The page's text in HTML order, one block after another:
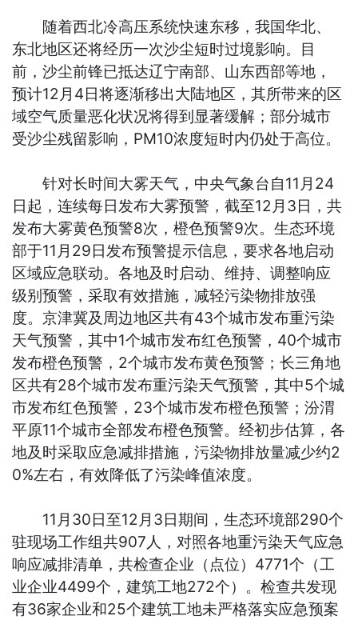
随着西北冷高压系统快速东移，我国华北、
东北地区还将经历一次沙尘短时过境影响。目
前，沙尘前锋已抵达辽宁南部、山东西部等地，
预计12月4日将逐渐移出大陆地区，其所带来的区
域空气质量恶化状况将得到显著缓解；部分城市
受沙尘残留影响，PM10浓度短时内仍处于高位。
针对长时间大雾天气，中央气象台自11月24
日起，连续每日发布大雾预警，截至12月3日，共
发布大雾黄色预警8次，橙色预警9次。生态环境
部于11月29日发布预警提示信息，要求各地启动
区域应急联动。各地及时启动、维持、调整响应
级别预警，采取有效措施，减轻污染物排放强
度。京津冀及周边地区共有43个城市发布重污染
天气预警，其中1个城市发布红色预警，40个城市
发布橙色预警，2个城市发布黄色预警；长三角地
区共有28个城市发布重污染天气预警，其中5个城
市发布红色预警，23个城市发布橙色预警；汾渭
平原11个城市全部发布橙色预警。经初步估算，各
地及时采取应急减排措施，污染物排放量减少约2
0%左右，有效降低了污染峰值浓度。
11月30日至12月3日期间，生态环境部290个
驻现场工作组共907人，对照各地重污染天气应急
响应减排清单，共检查企业（点位）4771个（工
业企业4499个，建筑工地272个）。检查共发现
有36家企业和25个建筑工地未严格落实应急预案